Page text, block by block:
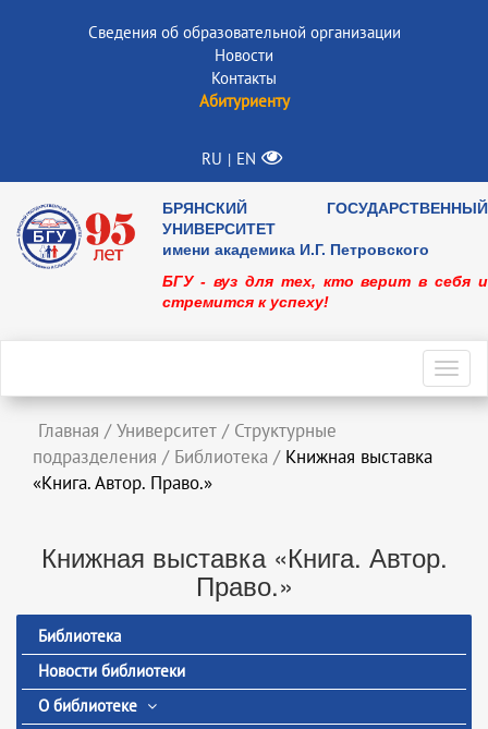
Сведения об образовательной организации
Новости
Контакты
Абитуриенту
RU | EN
БРЯНСКИЙ ГОСУДАРСТВЕННЫЙ
УНИВЕРСИТЕТ
имени академика И.Г. Петровского
БГУ - вуз для тех, кто верит в себя и
стремится к успеху!
Главная / Университет / Структурные
подразделения / Библиотека / Книжная выставка
«Книга. Автор. Право.»
Книжная выставка «Книга. Автор.
Право.»
Библиотека
Новости библиотеки
О библиотеке